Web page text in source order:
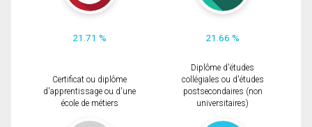
21.71 % 21.66 %
Certificat ou diplôme
d'apprentissage ou d'une
école de métiers
Diplôme d'études
collégiales ou d'études
postsecondaires (non
universitaires)